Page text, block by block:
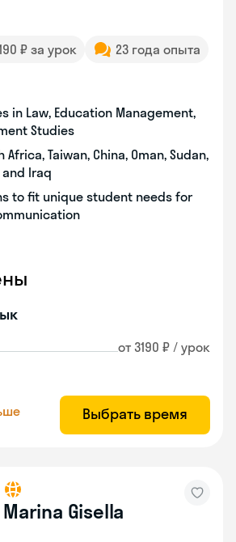
₽ за урок
23 года опыта
in Law, Education Management,
Studies
Africa, Taiwan, China, Oman, Sudan,
and Iraq
to fit unique student needs for
от 3190 ₽ / урок
Выбрать время
Marina Gisella